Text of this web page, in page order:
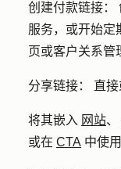
创建付款链接：
服务，或开始定
页或客户关系管
分享链接： 直
将其嵌入 网站、
或在 CTA 中使